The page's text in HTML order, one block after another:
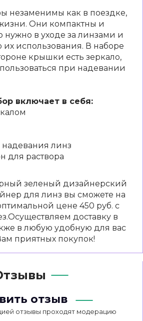
незаменимы как в поездке,
Они компактны и
нужно в уходе за линзами и
использования. В наборе
крышки есть зеркало,
при надевании
включает в себя:
надевания линз
для раствора
зеленый дизайнерский
для линз вы сможете на
цене 450 руб. с
доставку в
в любую удобную для вас
приятных покупок!
отзыв
отзывы проходят модерацию